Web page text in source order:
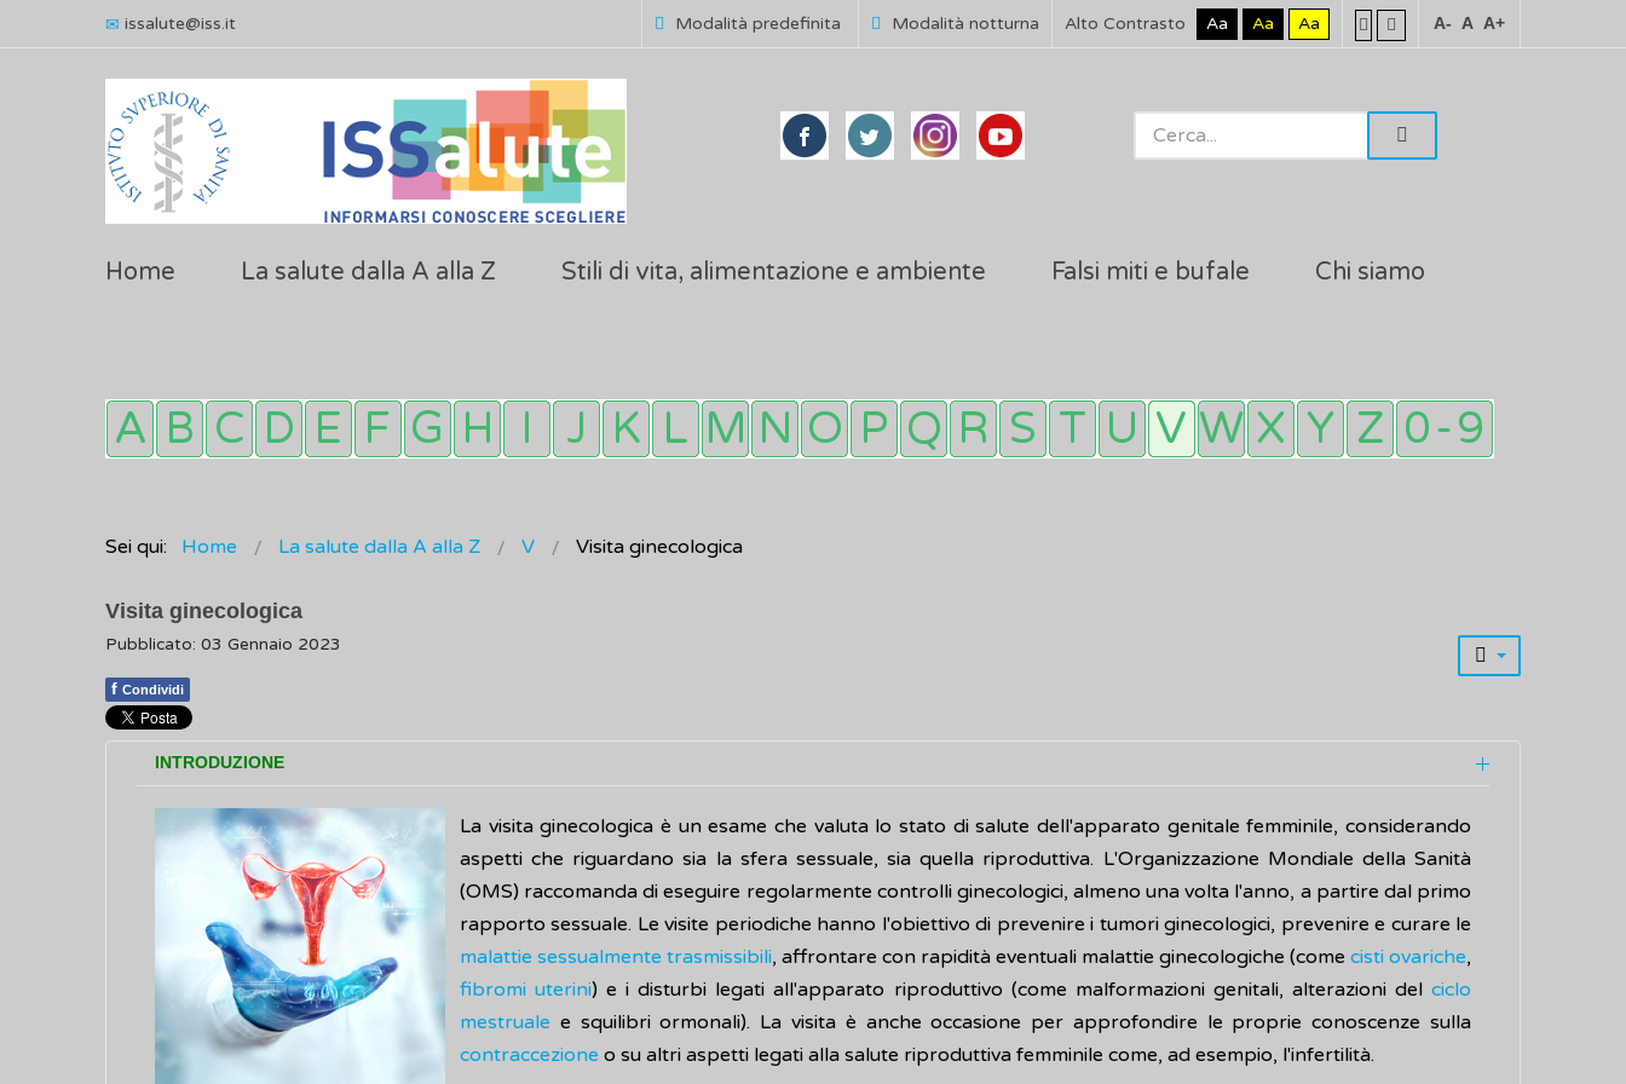
issalute@iss.it Modalità predefinita Modalità notturna Alto Contrasto Aa Aa Aa A- A A+
Home La salute dalla A alla Z Stili di vita, alimentazione e ambiente Falsi miti e bufale Chi siamo
Sei qui: Home La salute dalla A alla Z V Visita ginecologica
Visita ginecologica
Pubblicato: 03 Gennaio 2023
f Condividi
INTRODUZIONE
La visita ginecologica è un esame che valuta lo stato di salute dell'apparato genitale femminile, considerando
aspetti che riguardano sia la sfera sessuale, sia quella riproduttiva. L'Organizzazione Mondiale della Sanità
(OMS) raccomanda di eseguire regolarmente controlli ginecologici, almeno una volta l'anno, a partire dal primo
rapporto sessuale. Le visite periodiche hanno l'obiettivo di prevenire i tumori ginecologici, prevenire e curare le
malattie sessualmente trasmissibili, affrontare con rapidità eventuali malattie ginecologiche (come cisti ovariche,
fibromi uterini) e i disturbi legati all'apparato riproduttivo (come malformazioni genitali, alterazioni delciclo
mestruale e squilibri ormonali). La visita è anche occasione per approfondire le proprie conoscenze sulla
contraccezione o su altri aspetti legati alla salute riproduttiva femminile come, ad esempio, l'infertilità.